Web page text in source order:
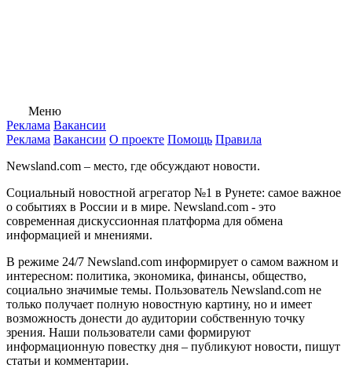
Меню
Реклама Вакансии
Реклама Вакансии О проекте Помощь Правила
Newsland.com – место, где обсуждают новости.
Социальный новостной агрегатор №1 в Рунете: самое важное
о событиях в России и в мире. Newsland.com - это
современная дискуссионная платформа для обмена
информацией и мнениями.
В режиме 24/7 Newsland.com информирует о самом важном и
интересном: политика, экономика, финансы, общество,
социально значимые темы. Пользователь Newsland.com не
только получает полную новостную картину, но и имеет
возможность донести до аудитории собственную точку
зрения. Наши пользователи сами формируют
информационную повестку дня – публикуют новости, пишут
статьи и комментарии.